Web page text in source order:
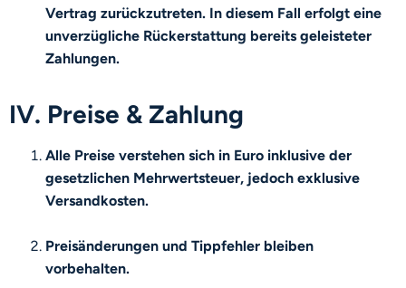
Vertrag zurückzutreten. In diesem Fall erfolgt eine
unverzügliche Rückerstattung bereits geleisteter
Zahlungen.
IV. Preise & Zahlung
Alle Preise verstehen sich in Euro inklusive der
gesetzlichen Mehrwertsteuer, jedoch exklusive
Versandkosten.
Preisänderungen und Tippfehler bleiben
vorbehalten.